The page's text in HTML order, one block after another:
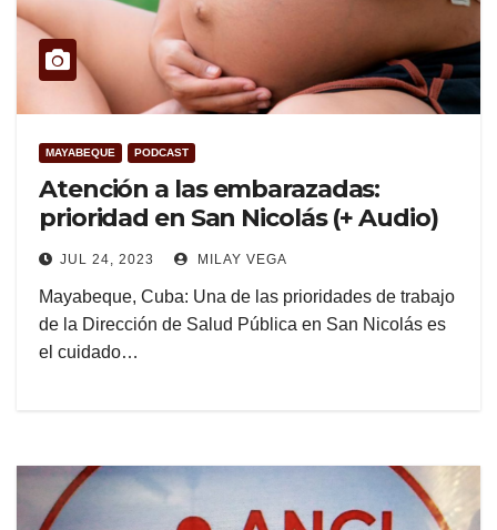
MAYABEQUE PODCAST
Atención a las embarazadas:
prioridad en San Nicolás (+ Audio)
JUL 24, 2023 MILAY VEGA
Mayabeque, Cuba: Una de las prioridades de trabajo
de la Dirección de Salud Pública en San Nicolás es
el cuidado…